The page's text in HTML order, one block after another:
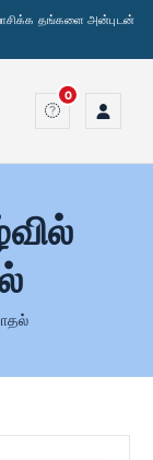
வாசிக்க தங்களை அன்புடன்
0